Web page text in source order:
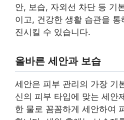
안, 보습, 자외선 차단 등 기
이고, 건강한 생활 습관을
진시킬 수 있습니다.
올바른 세안과 보습
세안은 피부 관리의 가장 기
신의 피부 타입에 맞는 세안
한 물로 꼼꼼하게 세안하여